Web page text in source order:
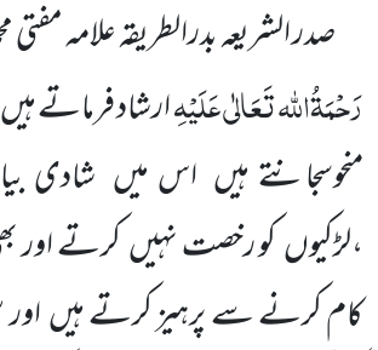
صدر الشریعہ بدرالطریقہ علامہ مفتی
رَحْمَۃُاللہ تَعَالٰی عَلَیْہِارشاد فرماتے
منحوسجانتے ہیں اس میں شادی
،لڑکیوںکو رخصت نہیںکرتے اور
کام کرنے سے پرہیز کرتے ہیں